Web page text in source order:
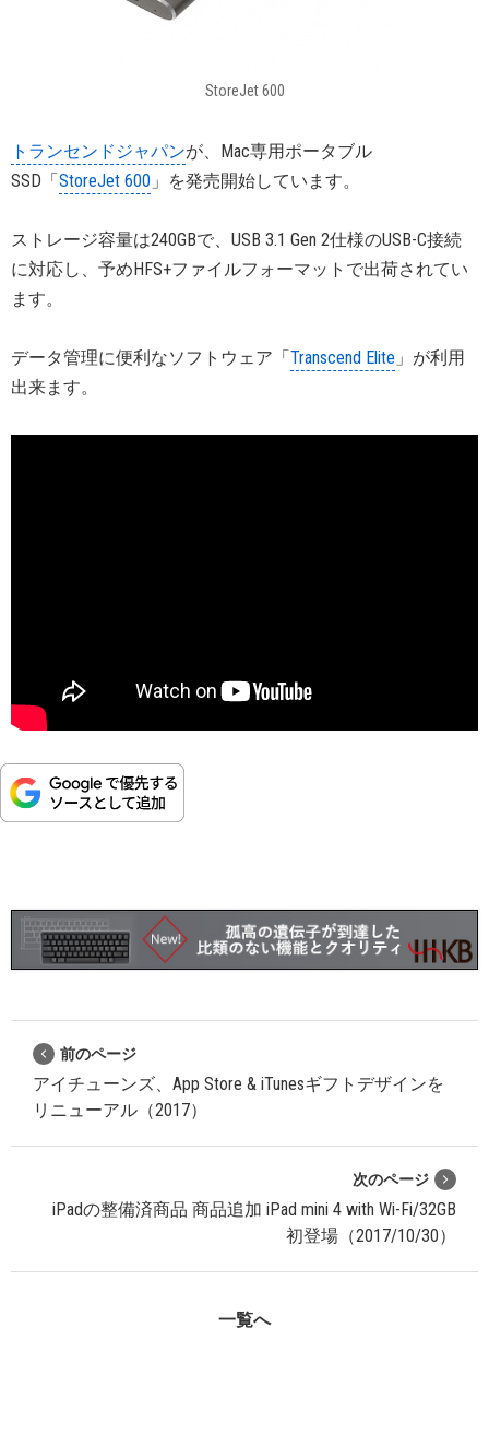
StoreJet 600
トランセンドジャパンが、Mac専用ポータブル
SSD「StoreJet 600 」を発売開始しています。
ストレージ容量は240GBで、USB 3.1 Gen 2仕様のUSB-C接続
に対応し、予めHFS+ファイルフォーマットで出荷されてい
ます。
データ管理に便利なソフトウェア「Transcend Elite 」が利用
出来ます。
前のページ
アイチューンズ、App Store & iTunesギフトデザインを
リニューアル（2017）
次のページ
iPadの整備済商品 商品追加 iPad mini 4 with Wi-Fi/32GB
初登場（2017/10/30）
一覧へ